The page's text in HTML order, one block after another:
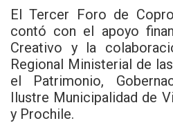
El Tercer Foro de
contó con el apoyo
Creativo y la
Regional Ministerial de
el Patrimonio,
Ilustre Municipalidad de
y Prochile.